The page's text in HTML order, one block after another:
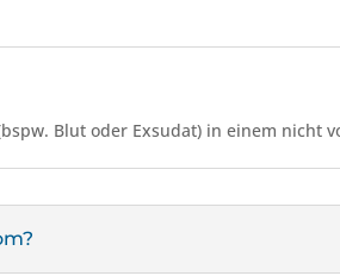
Blut oder Exsudat) in einem nicht